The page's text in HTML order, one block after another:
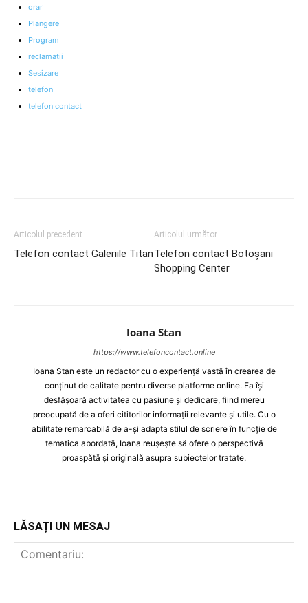
orar
Plangere
Program
reclamatii
Sesizare
telefon
telefon contact
Articolul precedent
Telefon contact Galeriile Titan
Articolul următor
Telefon contact Botoșani
Shopping Center
Ioana Stan
https://www.telefoncontact.online
Ioana Stan este un redactor cu o experiență vastă în crearea de
conținut de calitate pentru diverse platforme online. Ea își
desfășoară activitatea cu pasiune și dedicare, fiind mereu
preocupată de a oferi cititorilor informații relevante și utile. Cu o
abilitate remarcabilă de a-și adapta stilul de scriere în funcție de
tematica abordată, Ioana reușește să ofere o perspectivă
proaspătă și originală asupra subiectelor tratate.
LĂSAȚI UN MESAJ